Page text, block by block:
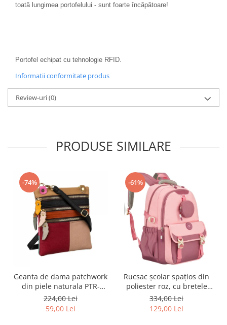
toată lungimea portofelului - sunt foarte încăpătoare!
Portofel echipat cu tehnologie RFID.
Informatii conformitate produs
Review-uri(0)
PRODUSE SIMILARE
-74%
Geanta de dama patchwork
din piele naturala PTR-
1718-SKL-6922 MULTI
224,00 Lei
59,00 Lei
-61%
Rucsac școlar spațios din
poliester roz, cu bretele
reglabile - Peterson PTR-
PTN 8610-1327 PINK
334,00 Lei
129,00 Lei